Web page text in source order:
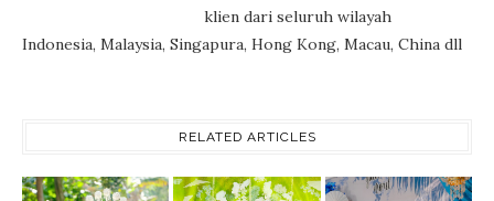
klien dari seluruh wilayah
Indonesia, Malaysia, Singapura, Hong Kong, Macau, China dll
RELATED ARTICLES